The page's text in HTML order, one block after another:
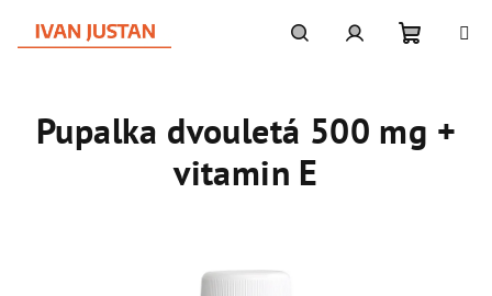
obsah
košík
Pupalka dvouletá 500 mg +
vitamin E